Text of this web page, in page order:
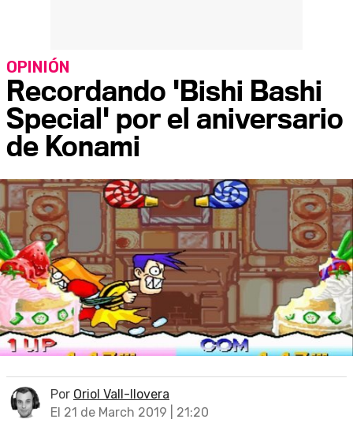
Recordando 'Bishi Bashi
Special' por el aniversario
de Konami
OPINIÓN
Por Oriol Vall-llovera
El 21 de March 2019 | 21:20